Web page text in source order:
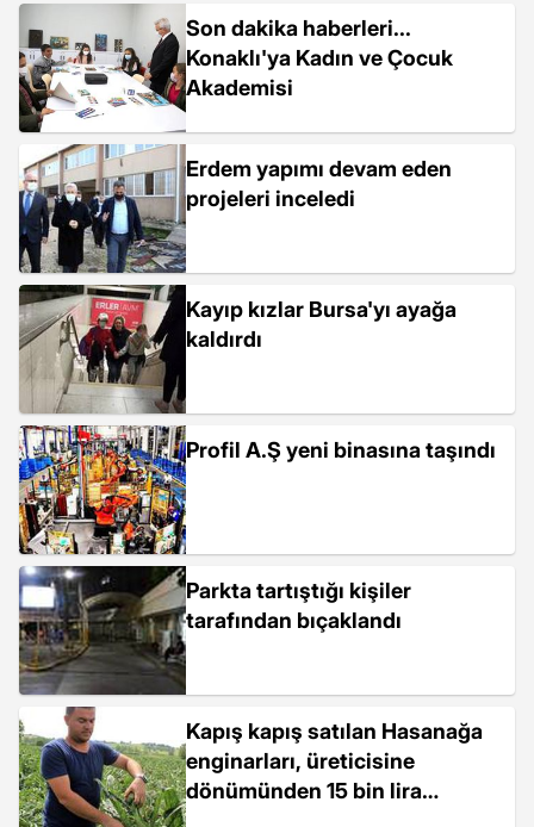
Son dakika haberleri...
Konaklı'ya Kadın ve Çocuk
Akademisi
Erdem yapımı devam eden
projeleri inceledi
Kayıp kızlar Bursa'yı ayağa
kaldırdı
Profil A.Ş yeni binasına taşındı
Parkta tartıştığı kişiler
tarafından bıçaklandı
Kapış kapış satılan Hasanağa
enginarları, üreticisine
dönümünden 15 bin lira